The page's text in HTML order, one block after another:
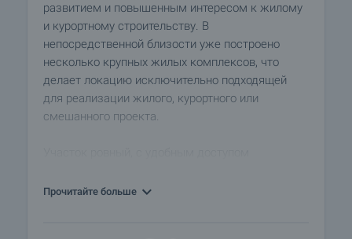
развитием и повышенным интересом к жилому
и курортному строительству. В
непосредственной близости уже построено
несколько крупных жилых комплексов, что
делает локацию исключительно подходящей
для реализации жилого, курортного или
смешанного проекта.
видимостью. Предлагаются два соседних
Прочитайте больше